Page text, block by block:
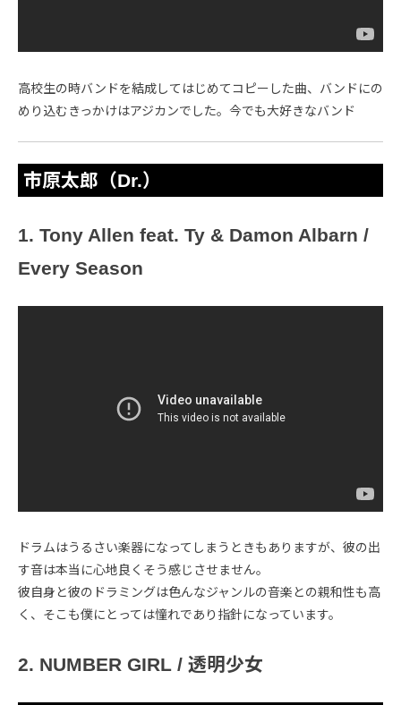
高校生の時バンドを結成してはじめてコピーした曲、バンドにの
めり込むきっかけはアジカンでした。今でも大好きなバンド
市原太郎（Dr.）
1. Tony Allen feat. Ty & Damon Albarn /
Every Season
ドラムはうるさい楽器になってしまうときもありますが、彼の出
す音は本当に心地良くそう感じさせません。
彼自身と彼のドラミングは色んなジャンルの音楽との親和性も高
く、そこも僕にとっては憧れであり指針になっています。
2. NUMBER GIRL / 透明少女